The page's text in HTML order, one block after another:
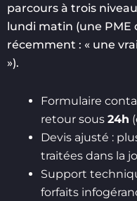
parcours à trois
lundi matin (une PME
récemment : « une
»).
Formulaire
retour sous 24h
Devis ajusté :
traitées dans la
Support
forfaits